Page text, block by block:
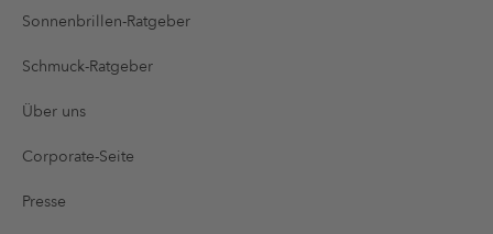
Sonnenbrillen-Ratgeber
Schmuck-Ratgeber
Über uns
Corporate-Seite
Presse